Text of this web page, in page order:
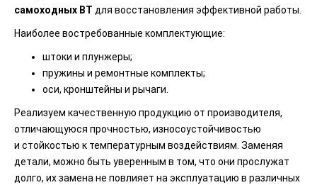
самоходных BT для восстановления эффективной работы.
Наиболее востребованные комплектующие:
штоки и плунжеры;
пружины и ремонтные комплекты;
оси, кронштейны и рычаги.
Реализуем качественную продукцию от производителя,
отличающуюся прочностью, износоустойчивостью
и стойкостью к температурным воздействиям. Заменяя
детали, можно быть уверенным в том, что они прослужат
долго, их замена не повлияет на эксплуатацию в различных